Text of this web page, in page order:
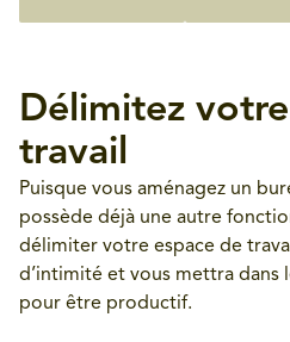
Délimitez
travail
Puisque vous aménagez un
possède déjà une autre
délimiter votre espace de
d’intimité et vous mettra dans
pour être productif.